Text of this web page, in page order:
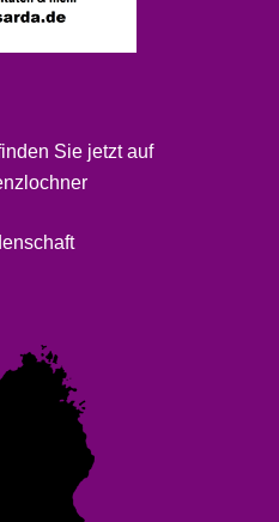
Sie jetzt auf